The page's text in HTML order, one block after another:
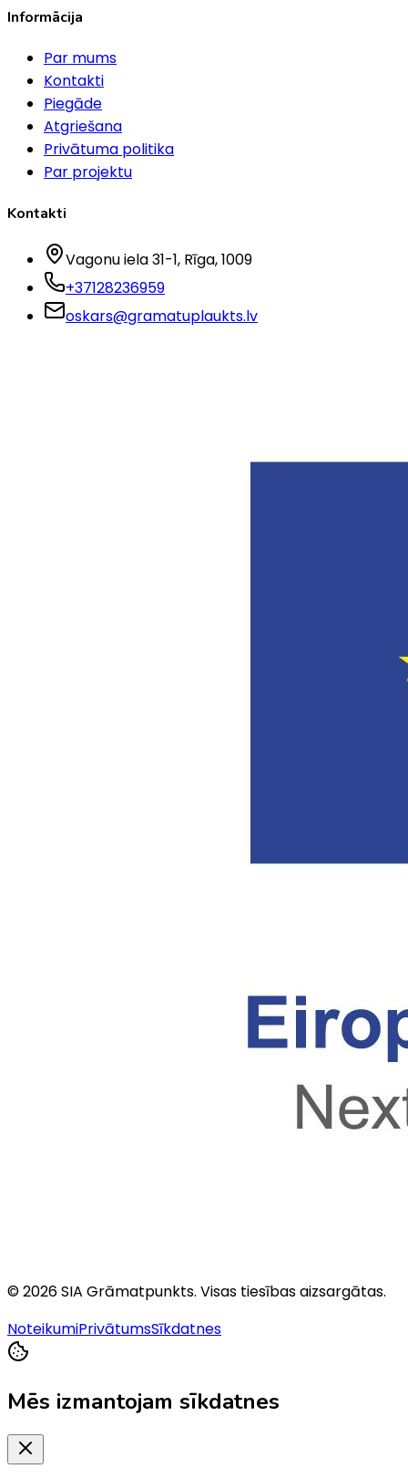
Informācija
Par mums
Kontakti
Piegāde
Atgriešana
Privātuma politika
Par projektu
Kontakti
Vagonu iela 31-1, Rīga, 1009
+37128236959
oskars@gramatuplaukts.lv
©2026SIA Grāmatpunkts. Visas tiesības aizsargātas.
NoteikumiPrivātumsSīkdatnes
Mēs izmantojam sīkdatnes